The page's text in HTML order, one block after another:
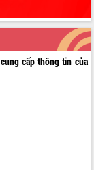
cấp thông tin của